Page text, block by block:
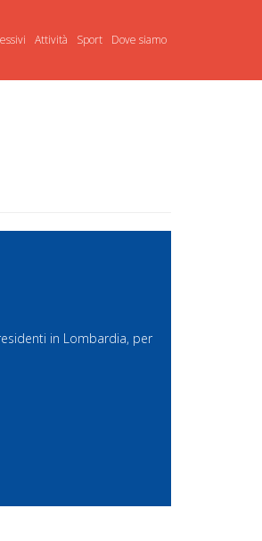
Attività Sport Dove siamo
in Lombardia, per